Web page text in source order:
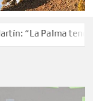
“La Palma tendrá